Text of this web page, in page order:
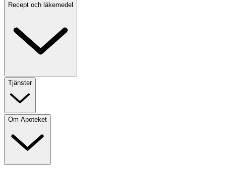
Recept och läkemedel
Tjänster
Om Apoteket